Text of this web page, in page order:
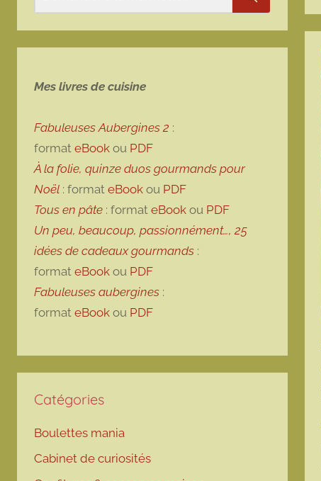
Rechercher
Mes livres de cuisine
Fabuleuses Aubergines 2 :
format eBook ou PDF
À la folie, quinze duos gourmands pour
Noël : format eBook ou PDF
Tous en pâte : format eBook ou PDF
Un peu, beaucoup, passionnément…, 25
idées de cadeaux gourmands :
format eBook ou PDF
Fabuleuses aubergines :
format eBook ou PDF
Catégories
Boulettes mania
Cabinet de curiosités